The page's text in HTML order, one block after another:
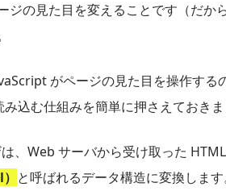
ジの見た目を変えることです（だか
がページの見た目を操作す
込む仕組みを簡単に押さえておきま
、Web サーバから受け取った HTML
と呼ばれるデータ構造に変換します